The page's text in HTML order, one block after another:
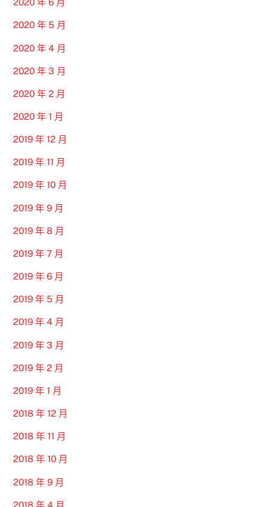
2020 年 6 月
2020 年 5 月
2020 年 4 月
2020 年 3 月
2020 年 2 月
2020 年 1 月
2019 年 12 月
2019 年 11 月
2019 年 10 月
2019 年 9 月
2019 年 8 月
2019 年 7 月
2019 年 6 月
2019 年 5 月
2019 年 4 月
2019 年 3 月
2019 年 2 月
2019 年 1 月
2018 年 12 月
2018 年 11 月
2018 年 10 月
2018 年 9 月
2018 年 4 月